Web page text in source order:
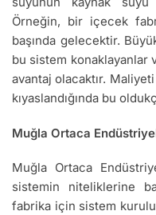
Örneğin, bir içecek
başında gelecektir.
bu sistem
avantaj olacaktır.
kıyaslandığında bu
Muğla Ortaca
Muğla Ortaca
sistemin niteliklerine
fabrika için sistem